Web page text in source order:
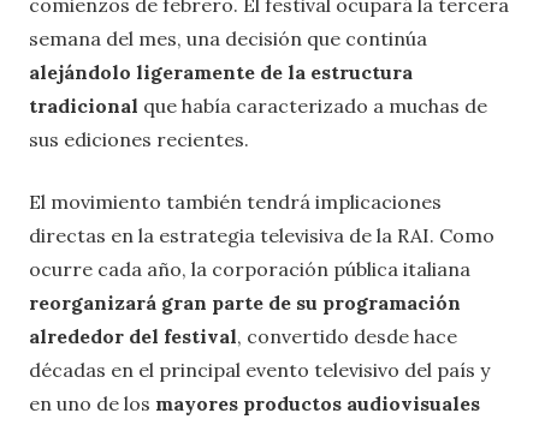
semana del mes, una decisión que continúa
alejándolo ligeramente de la estructura
tradicional que había caracterizado a muchas de
sus ediciones recientes.
El movimiento también tendrá implicaciones
directas en la estrategia televisiva de la RAI. Como
ocurre cada año, la corporación pública italiana
reorganizará gran parte de su programación
alrededor del festival, convertido desde hace
décadas en el principal evento televisivo del país y
en uno de los mayores productos audiovisuales